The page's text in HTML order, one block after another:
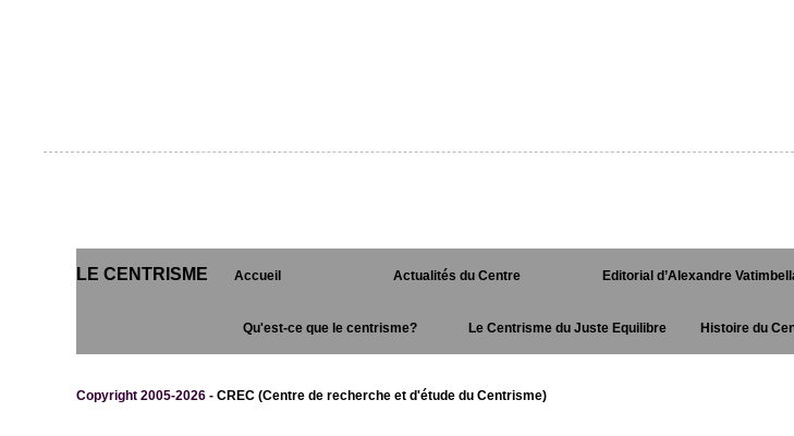
LE CENTRISME Accueil Actualités du Centre Editorial d’Alexandre
Qu'est-ce que le centrisme? Le Centrisme du Juste Equilibre Histoire du
Copyright 2005-2026 - CREC (Centre de recherche et d'étude du Centrisme)